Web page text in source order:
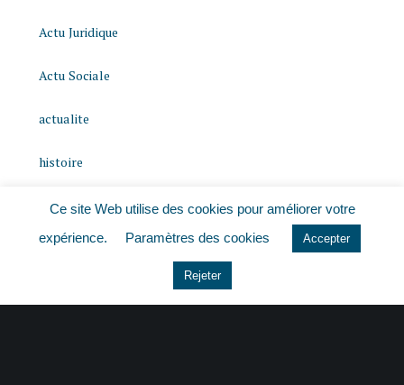
Actu Juridique
Actu Sociale
actualite
histoire
Le coin du dirigeant
Non classé
Ce site Web utilise des cookies pour améliorer votre
expérience.
Paramètres des cookies Accepter
Rejeter